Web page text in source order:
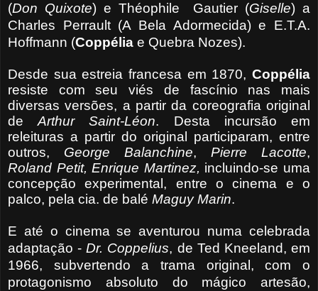
(Don Quixote) e Théophile Gautier (Giselle) a
Charles Perrault (A Bela Adormecida) e E.T.A.
Hoffmann (Coppélia e Quebra Nozes).
Desde sua estreia francesa em 1870, Coppélia
resiste com seu viés de fascínio nas mais
diversas versões, a partir da coreografia original
deArthur Saint-Léon. Desta incursão em
releituras a partir do original participaram, entre
outros, George Balanchine, Pierre Lacotte,
Roland Petit, Enrique Martinez, incluindo-se uma
concepção experimental, entre o cinema e o
palco, pela cia. de balé Maguy Marin.
E até o cinema se aventurou numa celebrada
adaptação -Dr. Coppelius, de Ted Kneeland, em
1966, subvertendo a trama original, com o
protagonismo absoluto do mágico artesão,